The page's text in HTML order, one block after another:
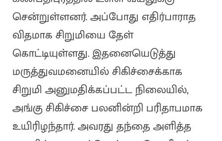
சென்றுள்ளனர். அப்போது எதிர்பாராத
விதமாக சிறுமியை தேள்
கொட்டியுள்ளது. இதனையெடுத்து
மருத்துவமனையில் சிகிச்சைக்காக
சிறுமி அனுமதிக்கப்பட்ட நிலையில்,
அங்கு சிகிச்சை பலனின்றி பரிதாபமாக
உயிரிழந்தார். அவரது தந்தை அளித்த